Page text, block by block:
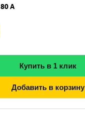
80 A
Купить в 1 клик
Добавить в корзину